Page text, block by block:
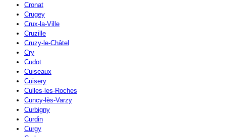
Cronat
Crugey
Crux-la-Ville
Cruzille
Cruzy-le-Châtel
Cry
Cudot
Cuiseaux
Cuisery
Culles-les-Roches
Cuncy-lès-Varzy
Curbigny
Curdin
Curgy